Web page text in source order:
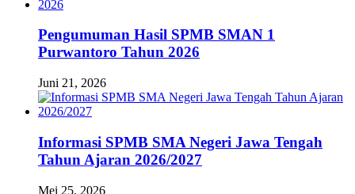
Pengumuman Hasil SPMB SMAN 1
Purwantoro Tahun 2026
Juni 21, 2026
Informasi SPMB SMA Negeri Jawa Tengah
Tahun Ajaran 2026/2027
Mei 25, 2026